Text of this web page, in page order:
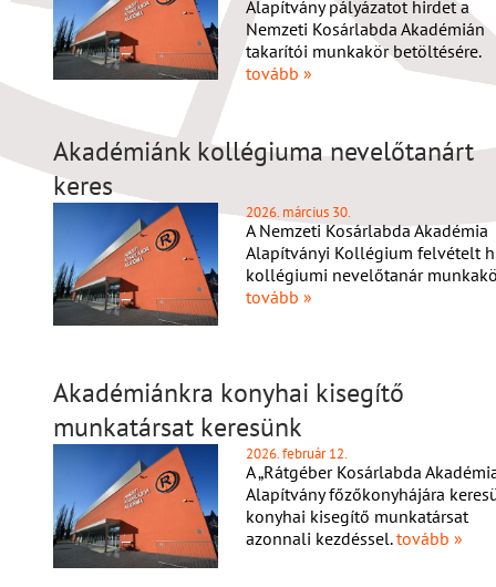
Alapítvány pályázatot hirdet a
Nemzeti Kosárlabda Akadémián
takarítói munkakör betöltésére.
tovább »
Akadémiánk kollégiuma nevelőtanárt
keres
2026. március 30.
A Nemzeti Kosárlabda Akadémia
Alapítványi Kollégium felvételt
kollégiumi nevelőtanár
tovább »
Akadémiánkra konyhai kisegítő
munkatársat keresünk
2026. február 12.
A „Rátgéber Kosárlabda
Alapítvány főzőkonyhájára
konyhai kisegítő munkatársat
azonnali kezdéssel.tovább »